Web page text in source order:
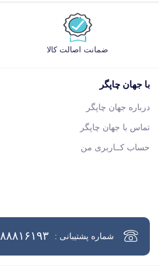
ضمانت اصالت کالا
با جهان چاپگر
درباره جهان چاپگر
تماس با جهان چاپگر
حساب کــاربری من
شماره پشتیبانی : ۸۸۸۱۶۱۹۳ - ۰۲۱